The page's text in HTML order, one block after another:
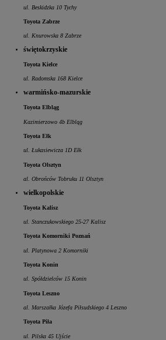
ul. Beskidzka 10 Tychy
Toyota Zabrze
ul. Knurowska 8 Zabrze
świętokrzyskie
Toyota Kielce
ul. Radomska 168 Kielce
warmińsko-mazurskie
Toyota Elbląg
Kazimierzowo 4b Elbląg
Toyota Ełk
ul. Łukasiewicza 1D Ełk
Toyota Olsztyn
al. Obrońców Tobruku 11 Olsztyn
wielkopolskie
Toyota Kalisz
ul. Stanczukowskiego 25-27 Kalisz
Toyota Komorniki Poznań
ul. Platynowa 2 Komorniki
Toyota Konin
ul. Spółdzielców 15 Konin
Toyota Leszno
al. Marszałka Józefa Piłsudskiego 4 Leszno
Toyota Piła
ul. Pilska 45 Ujście